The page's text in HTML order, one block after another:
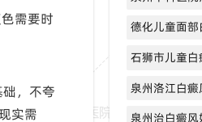
需要时
，不夸
实需
德化儿童面
石狮市儿童
泉州洛江白
泉州治白癜风